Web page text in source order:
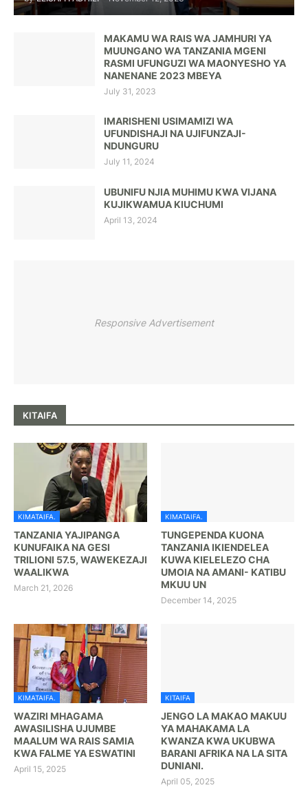
MAKAMU WA RAIS WA JAMHURI YA
MUUNGANO WA TANZANIA MGENI
RASMI UFUNGUZI WA MAONYESHO YA
NANENANE 2023 MBEYA
July 31, 2023
IMARISHENI USIMAMIZI WA
UFUNDISHAJI NA UJIFUNZAJI-
NDUNGURU
July 11, 2024
UBUNIFU NJIA MUHIMU KWA VIJANA
KUJIKWAMUA KIUCHUMI
April 13, 2024
Responsive Advertisement
KITAIFA
KIMATAIFA.
TANZANIA YAJIPANGA
KUNUFAIKA NA GESI
TRILIONI 57.5, WAWEKEZAJI
WAALIKWA
March 21, 2026
KIMATAIFA.
TUNGEPENDA KUONA
TANZANIA IKIENDELEA
KUWA KIELELEZO CHA
UMOIA NA AMANI- KATIBU
MKUU UN
December 14, 2025
KIMATAIFA.
WAZIRI MHAGAMA
AWASILISHA UJUMBE
MAALUM WA RAIS SAMIA
KWA FALME YA ESWATINI
April 15, 2025
KITAIFA
JENGO LA MAKAO MAKUU
YA MAHAKAMA LA
KWANZA KWA UKUBWA
BARANI AFRIKA NA LA SITA
DUNIANI.
April 05, 2025